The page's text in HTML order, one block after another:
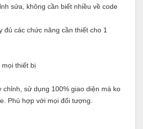
sửa, không cần biết nhiều về code
đủ các chức năng cần thiết cho 1
thiết bị
chỉnh, sử dụng 100% giao diện mà ko
Phù hợp với mọi đối tượng.